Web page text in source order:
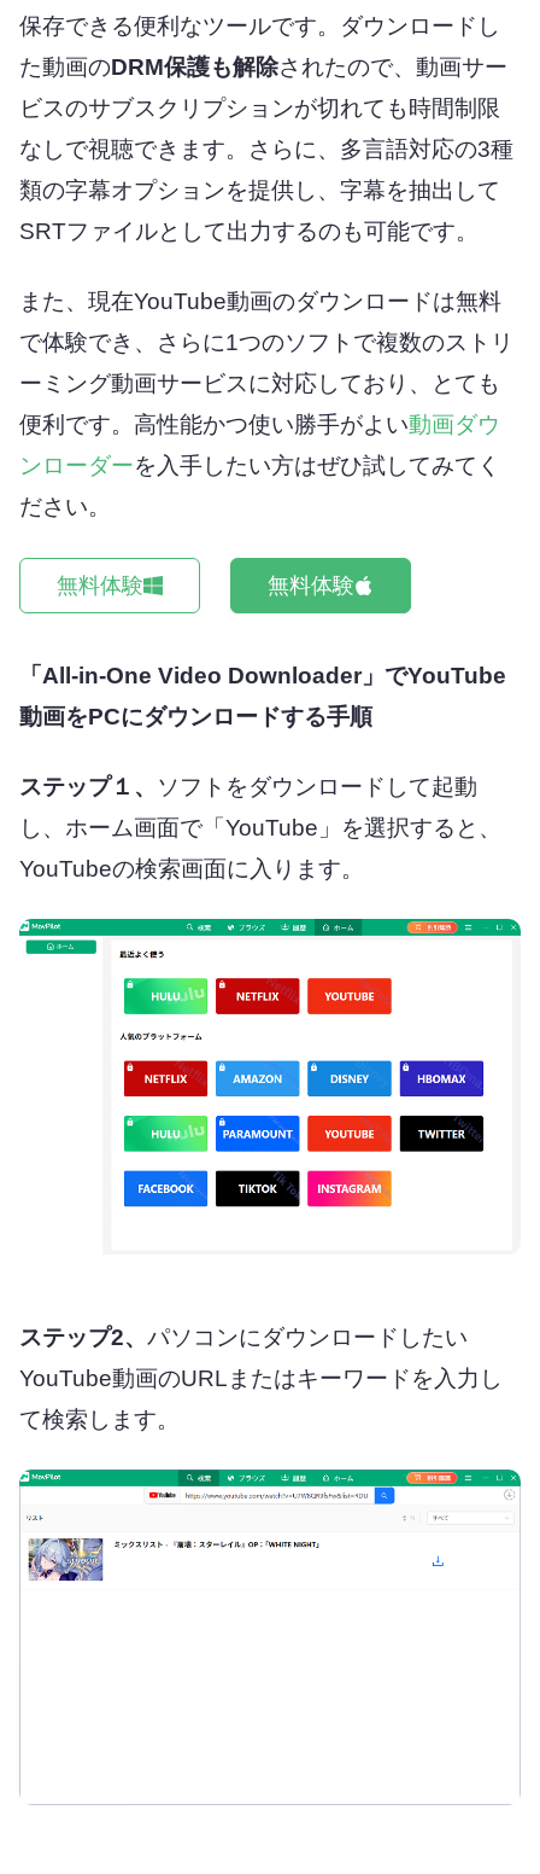
保存できる便利なツールです。ダウンロードし
た動画のDRM保護も解除されたので、動画サー
ビスのサブスクリプションが切れても時間制限
なしで視聴できます。さらに、多言語対応の3種
類の字幕オプションを提供し、字幕を抽出して
SRTファイルとして出力するのも可能です。
また、現在YouTube動画のダウンロードは無料
で体験でき、さらに1つのソフトで複数のストリ
ーミング動画サービスに対応しており、とても
便利です。高性能かつ使い勝手がよい動画ダウ
ンローダーを入手したい方はぜひ試してみてく
ださい。
無料体験 無料体験
「All-in-One Video Downloader」でYouTube
動画をPCにダウンロードする手順
ステップ１、
ソフトをダウンロードして起動
し、ホーム画面で「YouTube」を選択すると、
YouTubeの検索画面に入ります。
ステップ2、 パソコンにダウンロードしたい
YouTube動画のURLまたはキーワードを入力し
て検索します。